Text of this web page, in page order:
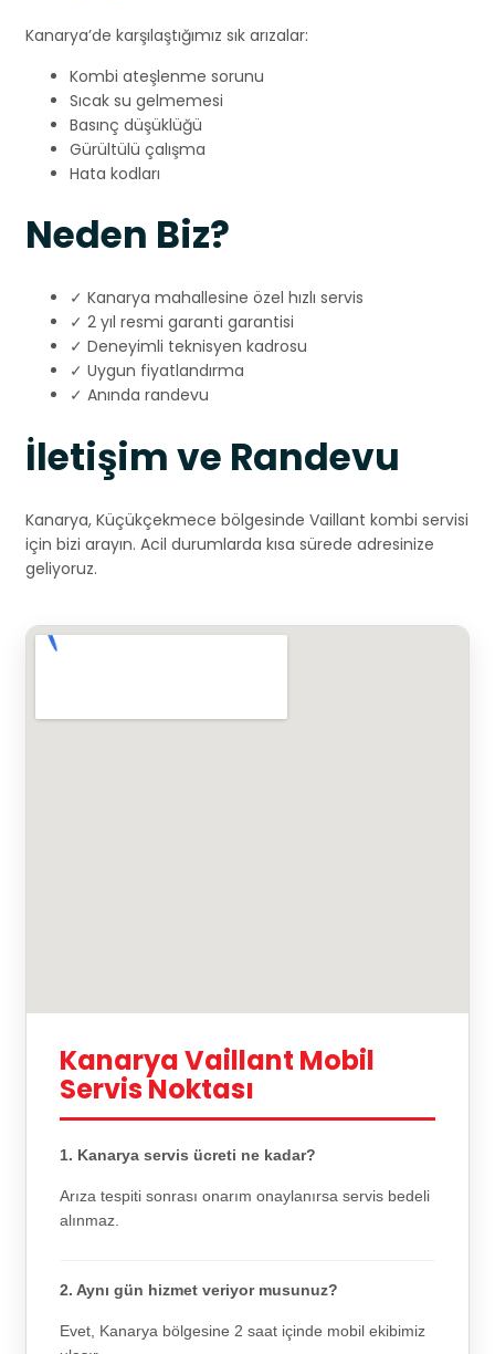
Kanarya’de karşılaştığımız sık arızalar:
Kombi ateşlenme sorunu
Sıcak su gelmemesi
Basınç düşüklüğü
Gürültülü çalışma
Hata kodları
Neden Biz?
✓ Kanarya mahallesine özel hızlı servis
✓ 2 yıl resmi garanti garantisi
✓ Deneyimli teknisyen kadrosu
✓ Uygun fiyatlandırma
✓ Anında randevu
İletişim ve Randevu
Kanarya, Küçükçekmece bölgesinde Vaillant kombi servisi
için bizi arayın. Acil durumlarda kısa sürede adresinize
geliyoruz.
Kanarya Vaillant Mobil
Servis Noktası
1. Kanarya servis ücreti ne kadar?
Arıza tespiti sonrası onarım onaylanırsa servis bedeli
alınmaz.
2. Aynı gün hizmet veriyor musunuz?
Evet, Kanarya bölgesine 2 saat içinde mobil ekibimiz